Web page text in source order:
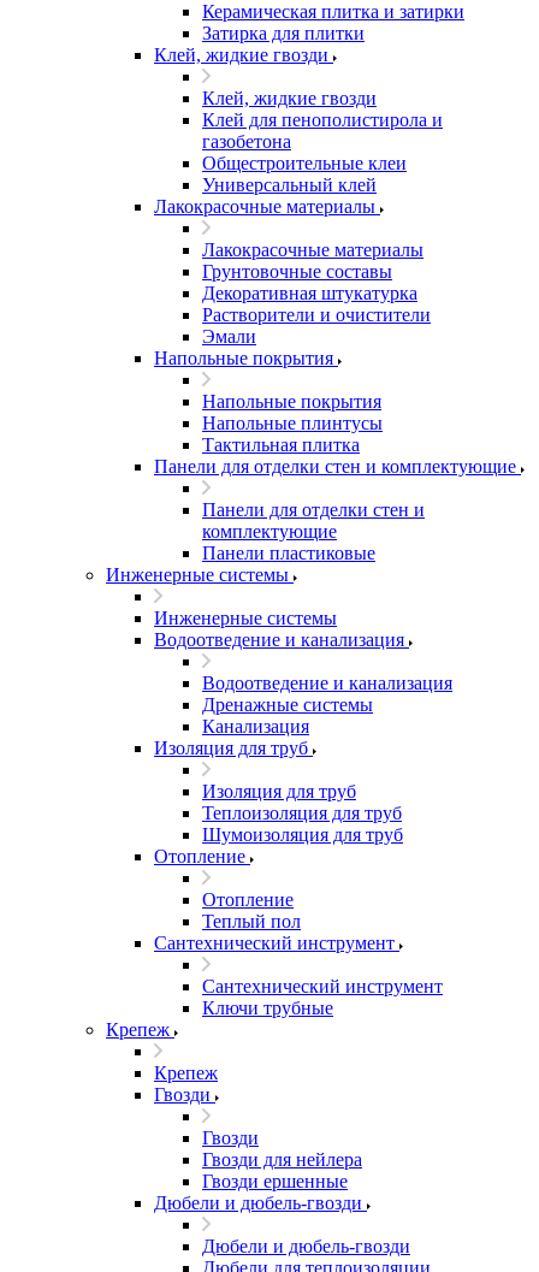
Керамическая плитка и затирки
Затирка для плитки
Клей, жидкие гвозди
Клей, жидкие гвозди
Клей для пенополистирола и
газобетона
Общестроительные клеи
Универсальный клей
Лакокрасочные материалы
Лакокрасочные материалы
Грунтовочные составы
Декоративная штукатурка
Растворители и очистители
Эмали
Напольные покрытия
Напольные покрытия
Напольные плинтусы
Тактильная плитка
Панели для отделки стен и комплектующие
Панели для отделки стен и
комплектующие
Панели пластиковые
Инженерные системы
Инженерные системы
Водоотведение и канализация
Водоотведение и канализация
Дренажные системы
Канализация
Изоляция для труб
Изоляция для труб
Теплоизоляция для труб
Шумоизоляция для труб
Отопление
Отопление
Теплый пол
Сантехнический инструмент
Сантехнический инструмент
Ключи трубные
Крепеж
Крепеж
Гвозди
Гвозди
Гвозди для нейлера
Гвозди ершенные
Дюбели и дюбель-гвозди
Дюбели и дюбель-гвозди
Дюбели для теплоизоляции